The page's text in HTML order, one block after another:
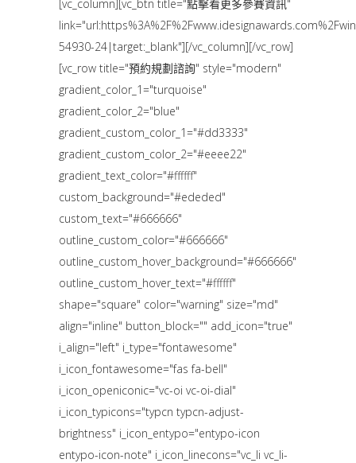
[vc_column][vc_btn title="點擊看更多參賽資訊"
54930-24|target:_blank"][/vc_column][/vc_row]
[vc_row title="預約規劃諮詢" style="modern"
gradient_color_1="turquoise"
gradient_color_2="blue"
gradient_custom_color_1="#dd3333"
gradient_custom_color_2="#eeee22"
gradient_text_color="#ffffff"
custom_background="#ededed"
custom_text="#666666"
outline_custom_color="#666666"
outline_custom_hover_background="#666666"
outline_custom_hover_text="#ffffff"
shape="square" color="warning" size="md"
align="inline" button_block="" add_icon="true"
i_align="left" i_type="fontawesome"
i_icon_fontawesome="fas fa-bell"
i_icon_openiconic="vc-oi vc-oi-dial"
i_icon_typicons="typcn typcn-adjust-
brightness" i_icon_entypo="entypo-icon
entypo-icon-note" i_icon_linecons="vc_li vc_li-